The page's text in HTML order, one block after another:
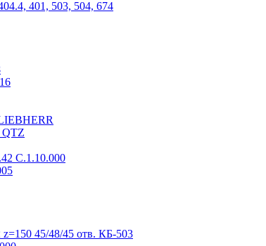
401, 503, 504, 674
QTZ
С.1.10.000
45/48/45 отв. КБ-503